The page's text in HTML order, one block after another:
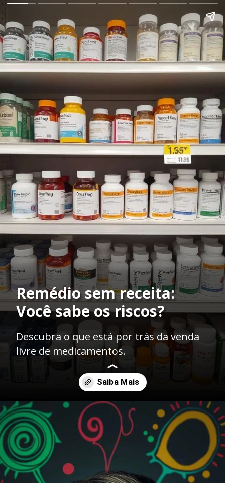
Remédio sem receita:
Você sabe os riscos?
Descubra o que está por trás da venda
livre de medicamentos.
Opening https://ademilsoncs.adv.br/venda-de-remedios-sem-receita-conveniencia-ou-perigo-analise-juridica-e-possiveis-crimes/